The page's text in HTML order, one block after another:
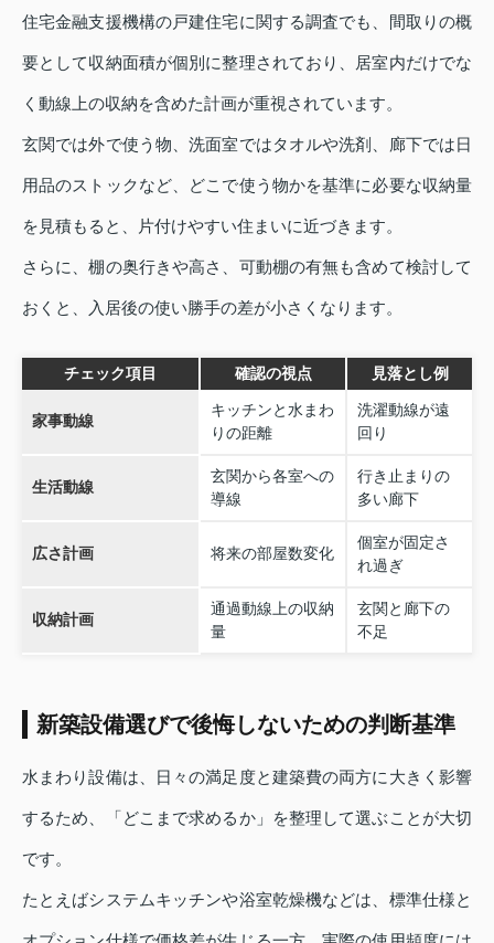
住宅金融支援機構の戸建住宅に関する調査でも、間取りの概
要として収納面積が個別に整理されており、居室内だけでな
く動線上の収納を含めた計画が重視されています。
玄関では外で使う物、洗面室ではタオルや洗剤、廊下では日
用品のストックなど、どこで使う物かを基準に必要な収納量
を見積もると、片付けやすい住まいに近づきます。
さらに、棚の奥行きや高さ、可動棚の有無も含めて検討して
おくと、入居後の使い勝手の差が小さくなります。
チェック項目 確認の視点 見落とし例
家事動線
キッチンと水まわ
りの距離
洗濯動線が遠
回り
生活動線
玄関から各室への
導線
行き止まりの
多い廊下
広さ計画 将来の部屋数変化
個室が固定さ
れ過ぎ
収納計画
通過動線上の収納
量
玄関と廊下の
不足
新築設備選びで後悔しないための判断基準
水まわり設備は、日々の満足度と建築費の両方に大きく影響
するため、「どこまで求めるか」を整理して選ぶことが大切
です。
たとえばシステムキッチンや浴室乾燥機などは、標準仕様と